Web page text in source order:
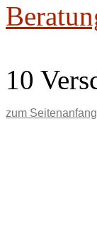
10
zum Seitenanfang